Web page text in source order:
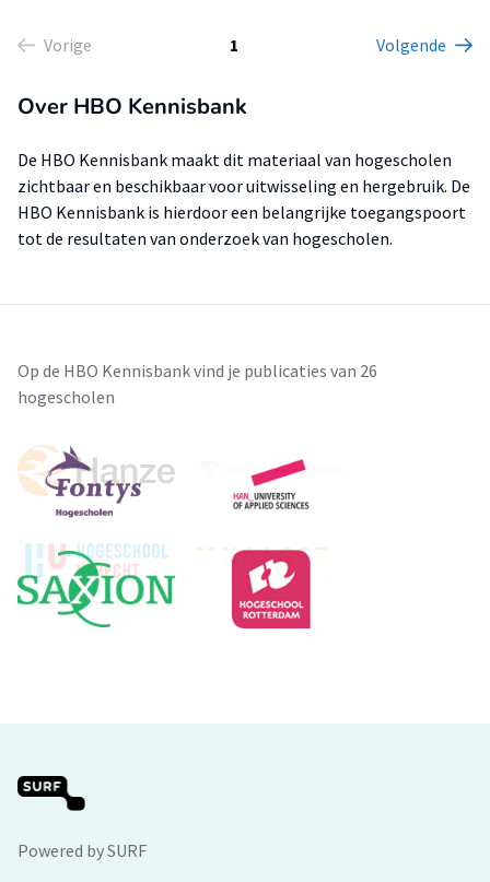
Vorige 1 Volgende
Over HBO Kennisbank
De HBO Kennisbank maakt dit materiaal van hogescholen
zichtbaar en beschikbaar voor uitwisseling en hergebruik. De
HBO Kennisbank is hierdoor een belangrijke toegangspoort
tot de resultaten van onderzoek van hogescholen.
Op de HBO Kennisbank vind je publicaties van 26
hogescholen
Powered by SURF